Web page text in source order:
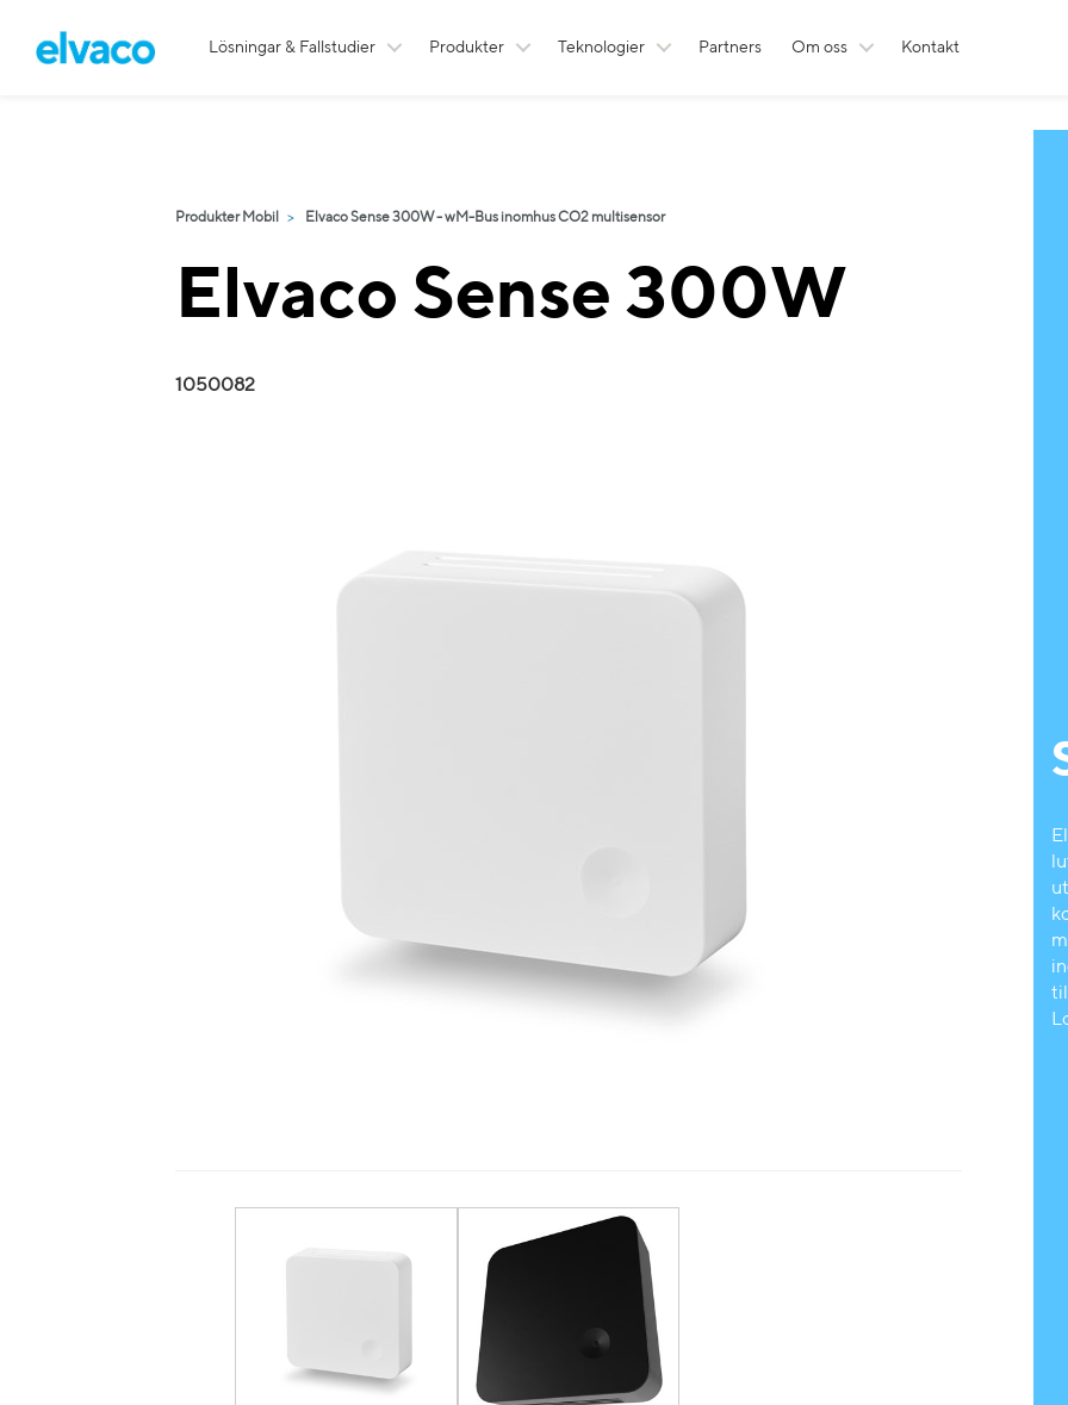
Lösningar & Fallstudier Produkter Teknologier Partners Om oss Kontakt
Produkter Mobil Elvaco Sense 300W - wM-Bus inomhus CO2 multisensor
Elvaco Sense 300W
1050082